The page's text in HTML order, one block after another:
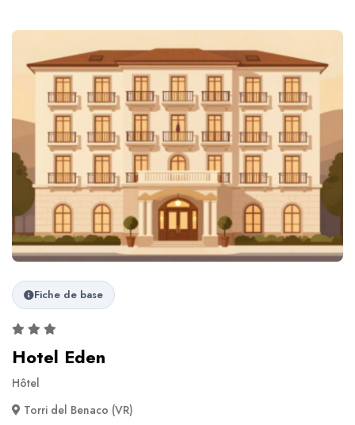
Fiche de base
Hotel Eden
Hôtel
Torri del Benaco (VR)